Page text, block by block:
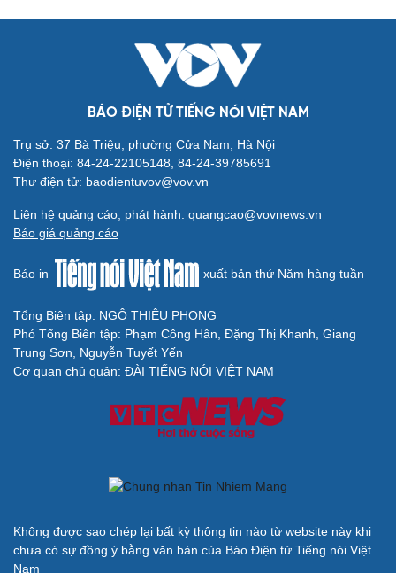
Tư vấn
Săn Tour
check-in
Câu chuyện thời sự
Kể chuyện cho bé
BÁO ĐIỆN TỬ TIẾNG NÓI VIỆT NAM
Trụ sở: 37 Bà Triệu, phường Cửa Nam, Hà Nội
Điện thoại: 84-24-22105148, 84-24-39785691
Thư điện tử: baodientuvov@vov.vn
Liên hệ quảng cáo, phát hành: quangcao@vovnews.vn
Báo giá quảng cáo
Báo in xuất bản thứ Năm hàng tuần
Tổng Biên tập: NGÔ THIỆU PHONG
Phó Tổng Biên tập: Phạm Công Hân, Đặng Thị Khanh, Giang
Trung Sơn, Nguyễn Tuyết Yến
Cơ quan chủ quản: ĐÀI TIẾNG NÓI VIỆT NAM
Không được sao chép lại bất kỳ thông tin nào từ website này khi
chưa có sự đồng ý bằng văn bản của Báo Điện tử Tiếng nói Việt
Nam